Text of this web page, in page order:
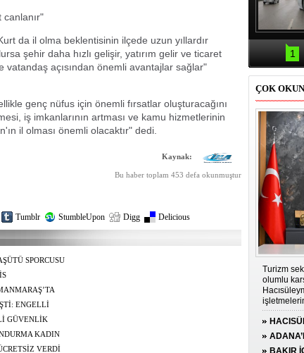
canlanır"
da il olma beklentisinin ilçede uzun yıllardır
şehir daha hızlı gelişir, yatırım gelir ve ticaret
vatandaş açısından önemli avantajlar sağlar"
genç nüfus için önemli fırsatlar oluşturacağını
iş imkanlarının artması ve kamu hizmetlerinin
il olması önemli olacaktır" dedi.
Kaynak:
Bu haber toplam 453 defa okunmuştur
Tumblr StumbleUpon Digg Delicious
SPORCUSU
ENGELLİ
GÜVENLİK
İZLENEBİLİR
KADIN
VERDİ
1
ÇOK
Turizm
olumlu
olduğunu
PRİMİ
BAKIR